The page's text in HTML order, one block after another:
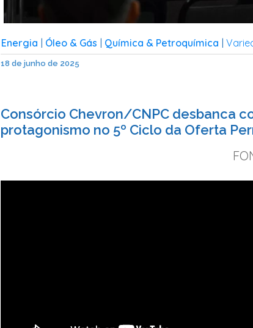
Energia Óleo & Gás Química & Petroquímica
18 de junho de 2025
Consórcio Chevron/CNPC desbanca
protagonismo no 5º Ciclo da Oferta